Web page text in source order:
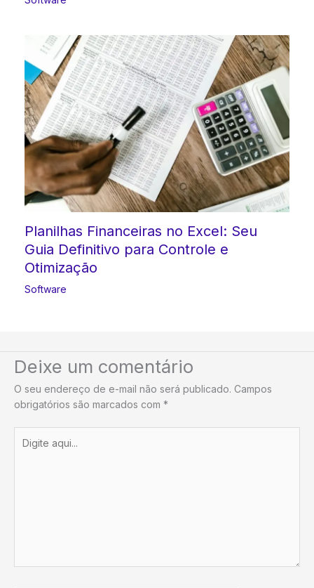
Planilhas Financeiras no Excel: Seu
Guia Definitivo para Controle e
Otimização
Software
Deixe um comentário
O seu endereço de e-mail não será publicado. Campos
obrigatórios são marcados com *
aqui...